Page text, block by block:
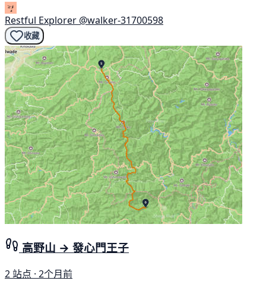
Restful Explorer @walker-31700598
收藏
高野山 → 發心門王子
2 站点 · 2个月前